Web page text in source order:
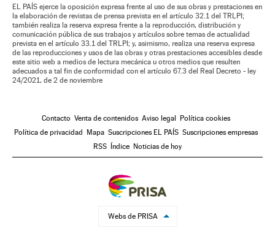
EL PAÍS ejerce la oposición expresa frente al uso de sus obras y prestaciones en
la elaboración de revistas de prensa prevista en el artículo 32.1 del TRLPI;
también realiza la reserva expresa frente a la reproducción, distribución y
comunicación pública de sus trabajos y artículos sobre temas de actualidad
prevista en el artículo 33.1 del TRLPI; y, asimismo, realiza una reserva expresa
de las reproducciones y usos de las obras y otras prestaciones accesibles desde
este sitio web a medios de lectura mecánica u otros medios que resulten
adecuados a tal fin de conformidad con el artículo 67.3 del Real Decreto - ley
24/2021, de 2 de noviembre
Contacto Venta de contenidos Aviso legal
Política cookies
Política de privacidad
Mapa Suscripciones EL PAÍS Suscripciones empresas
RSS
Índice Noticias de hoy
Webs de PRISA